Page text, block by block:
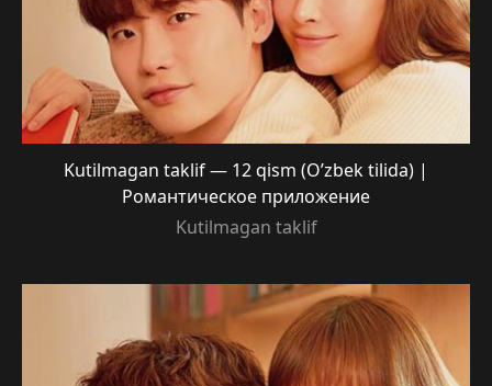
Kutilmagan taklif — 12 qism (O’zbek tilida) |
Романтическое приложение
Kutilmagan taklif